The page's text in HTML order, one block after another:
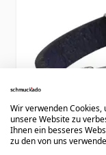
Wir verwenden
unsere Website zu
Ihnen ein besseres
zu den von uns